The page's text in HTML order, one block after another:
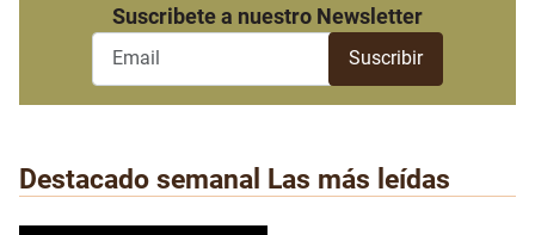
Suscribete a nuestro Newsletter
Destacado semanal Las más leídas